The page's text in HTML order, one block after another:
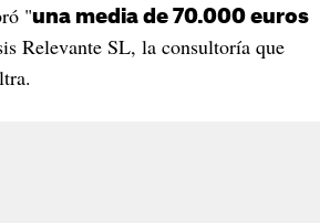
"una media de 70.000 euros
Relevante SL, la consultoría que